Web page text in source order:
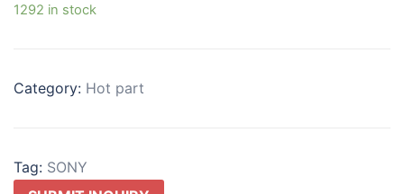
1292 in stock
Category: Hot part
Tag: SONY